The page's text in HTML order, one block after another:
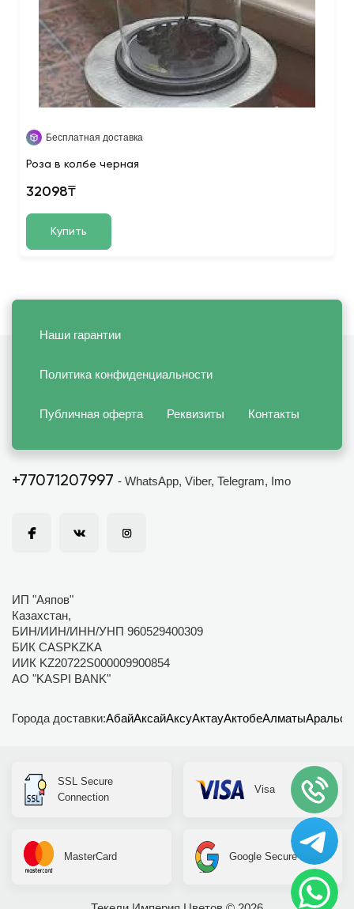
Бесплатная доставка
Роза в колбе черная
32098₸
Купить
Наши гарантии
Политика конфиденциальности
Публичная оферта Реквизиты Контакты
+77071207997 - WhatsApp, Viber, Telegram, Imo
ИП "Аяпов"
Казахстан,
БИН/ИИН/ИНН/УНП 960529400309
БИК CASPKZKA
ИИК KZ20722S000009900854
АО "KASPI BANK"
Города доставки:АбайАксайАксуАктауАктобеАлматыАральск
SSL Secure
Connection
Visa
MasterCard Google Secure